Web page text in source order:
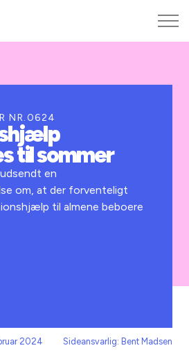
NR.0624
til sommer
en
om, at der forventeligt
til almene beboere
2024 Sideansvarlig: Bent Madsen